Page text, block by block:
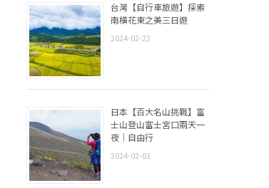
台灣【自行車旅遊】探索
南橫花東之美三日遊
2024-02-22
日本【百大名山挑戰】富
士山登山富士宮口兩天一
夜｜自由行
2024-02-01